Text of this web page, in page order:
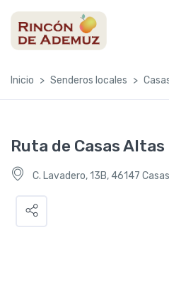
Inicio Senderos locales
Ruta de Casas Altas
C. Lavadero, 13B, 46147